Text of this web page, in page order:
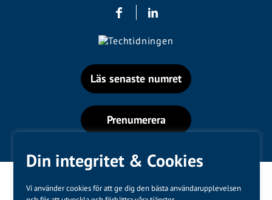
Din integritet & Cookies
Vi använder cookies för att ge dig den bästa användarupplevelsen
Läs senaste numret
Prenumerera